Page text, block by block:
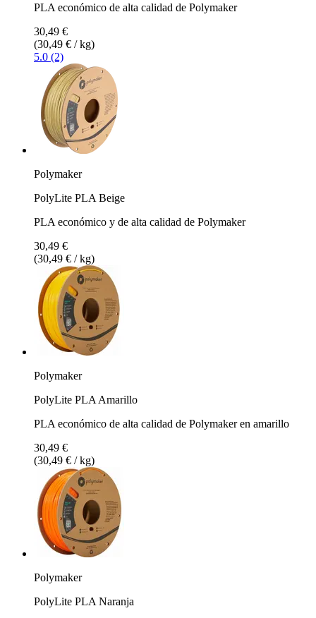
PLA económico de alta calidad de Polymaker
30,49 €
(30,49 € / kg)
5.0 (2)
Polymaker
PolyLite PLA Beige
PLA económico y de alta calidad de Polymaker
30,49 €
(30,49 € / kg)
Polymaker
PolyLite PLA Amarillo
PLA económico de alta calidad de Polymaker en amarillo
30,49 €
(30,49 € / kg)
Polymaker
PolyLite PLA Naranja